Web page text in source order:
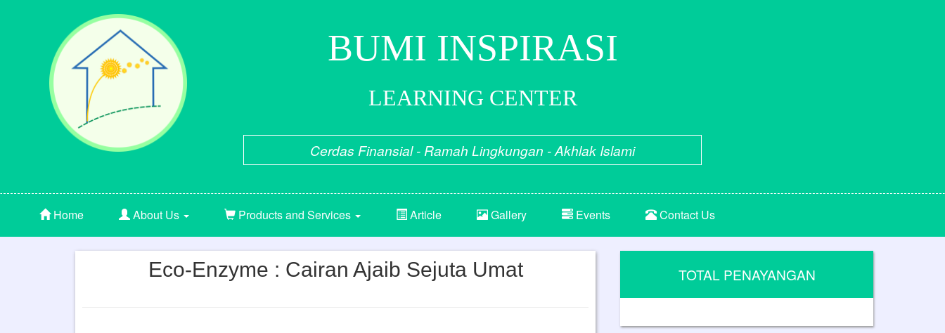
BUMI INSPIRASI
LEARNING CENTER
Cerdas Finansial - Ramah Lingkungan - Akhlak Islami
Home About Us Products and Services Article Gallery Events Contact Us
Eco-Enzyme : Cairan Ajaib Sejuta Umat TOTAL PENAYANGAN